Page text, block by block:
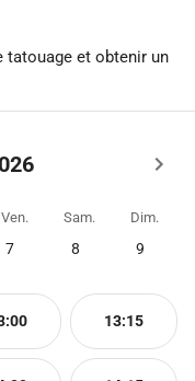
tatouage et obtenir un
Ven.
7
Sam.
8
Dim.
9
13:15